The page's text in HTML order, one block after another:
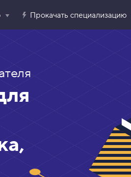
Прокачать специализацию